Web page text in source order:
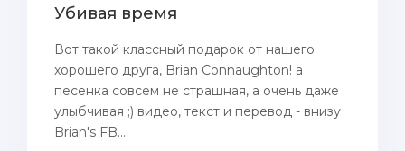
Убивая время
Вот такой классный подарок от нашего
хорошего друга, Brian Connaughton! а
песенка совсем не страшная, а очень даже
улыбчивая ;) видео, текст и перевод - внизу
Brian's FB...